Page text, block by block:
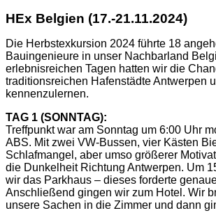
HEx Belgien (17.-21.11.2024)
Die Herbstexkursion 2024 führte 18
Bauingenieure in unser Nachbarland
erlebnisreichen Tagen hatten wir die
traditionsreichen Hafenstädte Antwerpen
kennenzulernen.
TAG 1 (SONNTAG):
Treffpunkt war am Sonntag um 6:00 Uhr
ABS. Mit zwei VW-Bussen, vier Kästen
Schlafmangel, aber umso größerer
die Dunkelheit Richtung Antwerpen. Um
wir das Parkhaus – dieses forderte
Anschließend gingen wir zum Hotel. Wir
unsere Sachen in die Zimmer und dann